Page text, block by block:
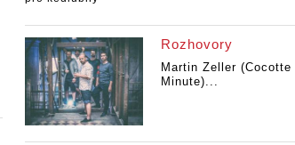
Rozhovory
Martin Zeller (Cocotte
Minute)...